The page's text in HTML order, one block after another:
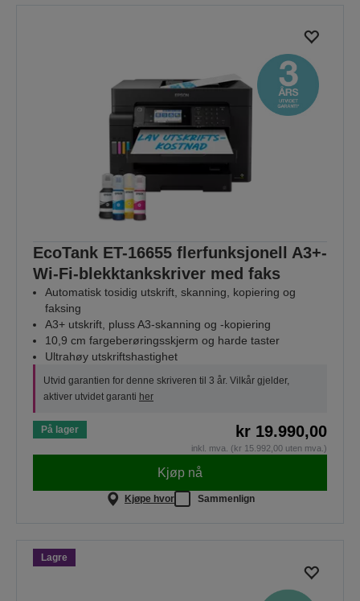
EcoTank ET-16655 flerfunksjonell A3+-
Wi-Fi-blekktankskriver med faks
Automatisk tosidig utskrift, skanning, kopiering og
faksing
A3+ utskrift, pluss A3-skanning og -kopiering
10,9 cm fargeberøringsskjerm og harde taster
Ultrahøy utskriftshastighet
Utvid garantien for denne skriveren til 3 år. Vilkår gjelder,
aktiver utvidet garanti her
På lager kr 19.990,00
inkl. mva. (kr 15.992,00 uten mva.)
Kjøp nå
Kjøpe hvor Sammenlign
Lagre